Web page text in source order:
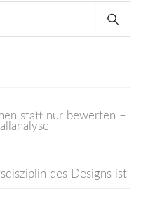
statt nur bewerten –
des Designs ist